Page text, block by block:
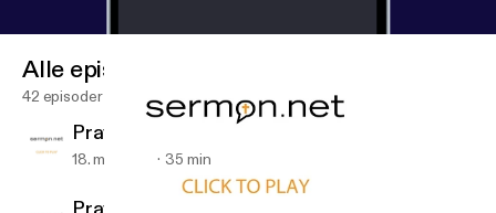
Alle episoder
42 episoder
Praying for Fruitfulness - Audio
18. maj 2014 35 min